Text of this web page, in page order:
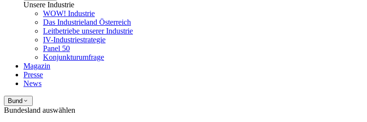
Unsere Industrie
WOW! Industrie
Das Industrieland Österreich
Leitbetriebe unserer Industrie
IV-Industriestrategie
Panel 50
Konjunkturumfrage
Magazin
Presse
News
Bund
Bundesland auswählen